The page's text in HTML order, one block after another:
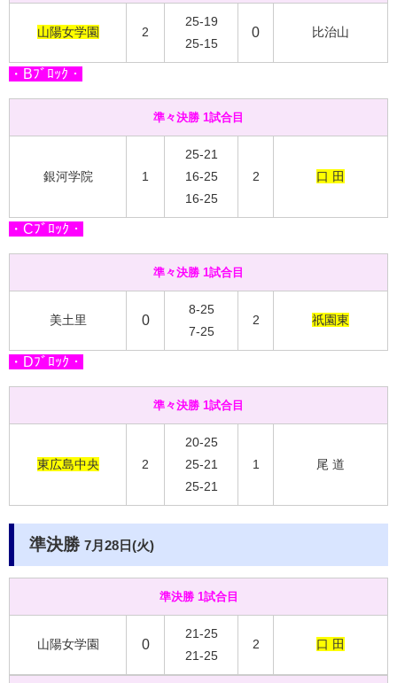
山陽女学園 2
25-19
25-15
0 比治山
・Bﾌﾞﾛｯｸ・
準々決勝 1試合目
銀河学院 1
25-21
16-25
16-25
2 口 田
・Cﾌﾞﾛｯｸ・
準々決勝 1試合目
美土里 0
8-25
7-25
2 祇園東
・Dﾌﾞﾛｯｸ・
準々決勝 1試合目
東広島中央 2
20-25
25-21
25-21
1 尾 道
準決勝 7月28日(火)
準決勝 1試合目
山陽女学園 0
21-25
21-25
2 口 田